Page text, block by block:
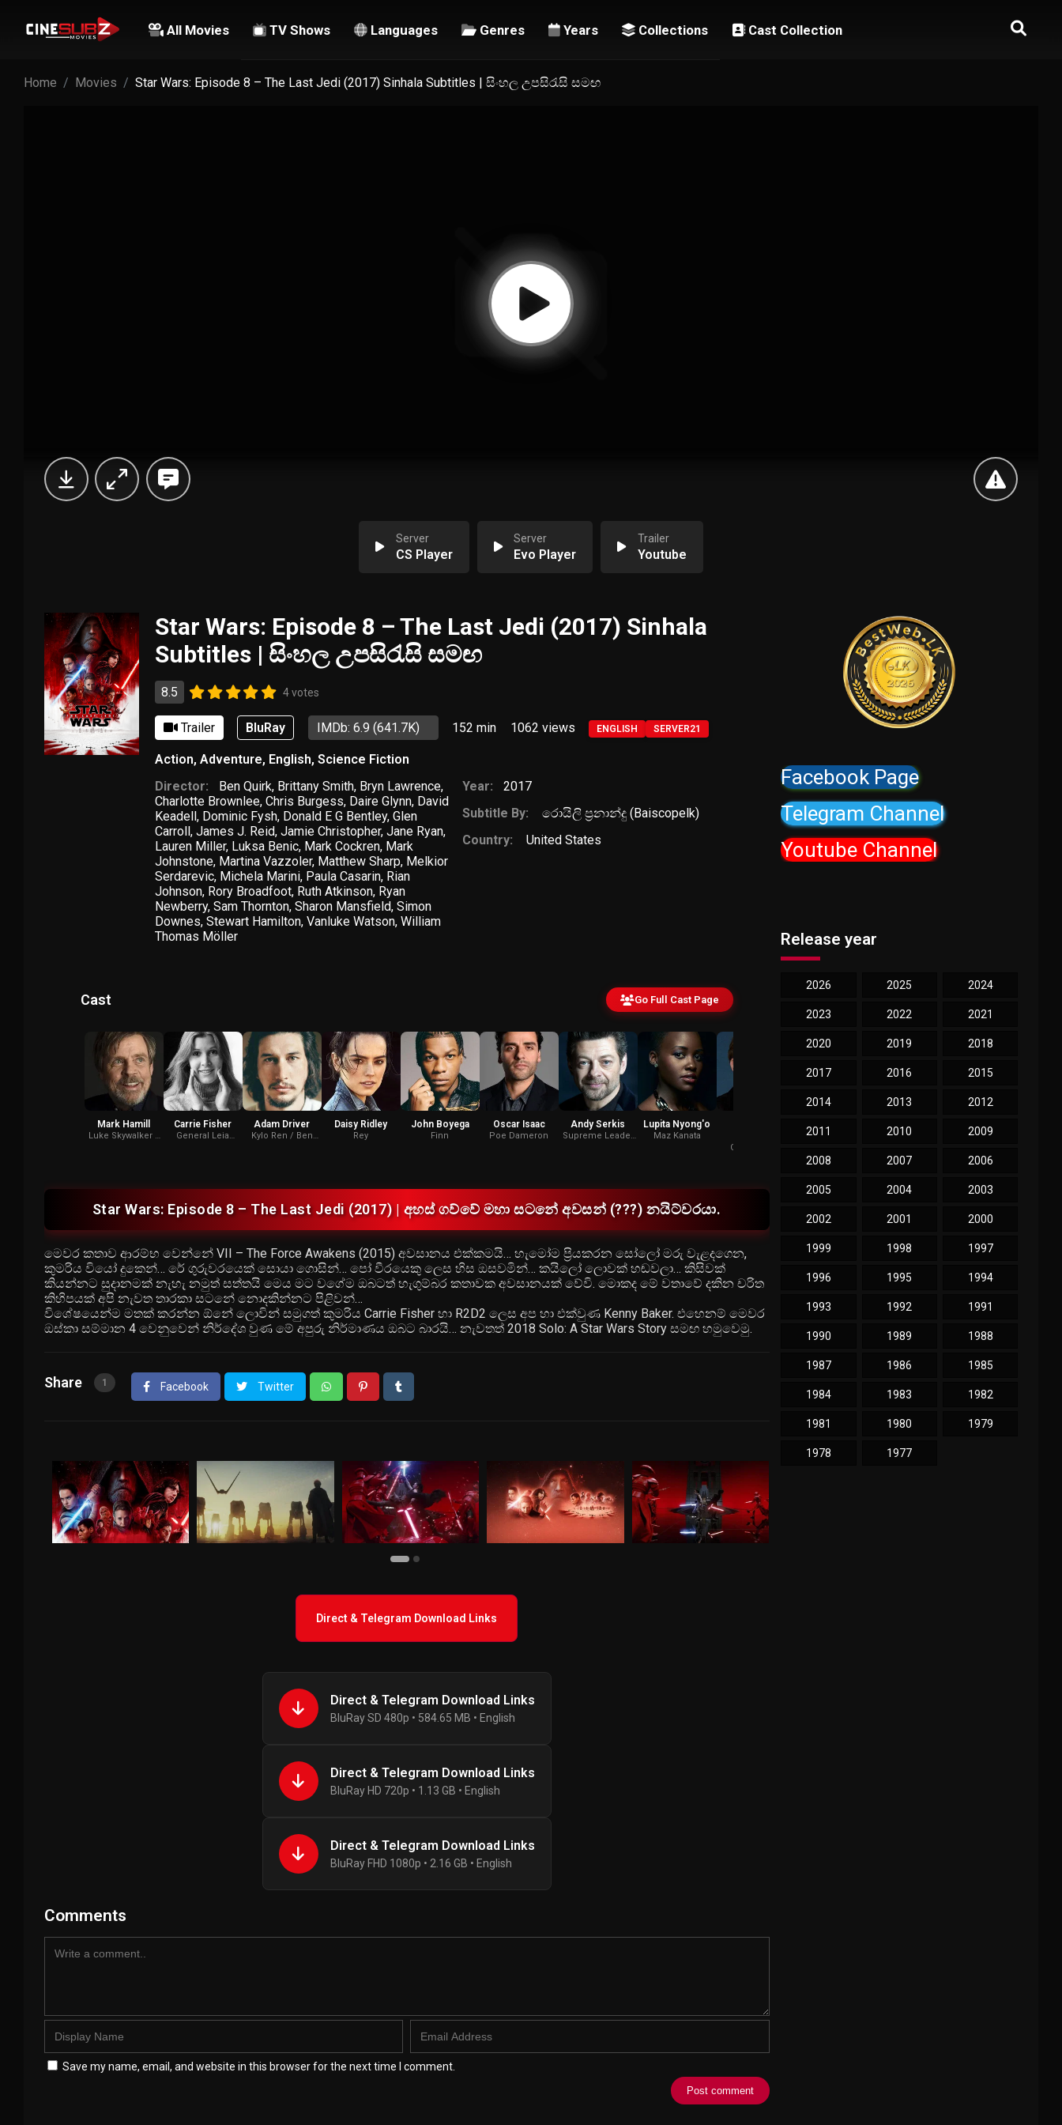
All Movies TV Shows Languages Genres Years Collections Cast Collection
Home Movies Star Wars: Episode 8 – The Last Jedi (2017) Sinhala Subtitles | සිංහල උපසිරැසි සමඟ
Server
CS Player
Server
Evo Player
Trailer
Youtube
Star Wars: Episode 8 – The Last Jedi (2017) Sinhala
Subtitles | සිංහල උපසිරැසි සමඟ
8.5 4 votes
Trailer BluRay IMDb: 6.9 (641.7K) 152 min 1062 views ENGLISH SERVER21
Action, Adventure, English, Science Fiction
Director:
Ben Quirk, Brittany Smith, Bryn Lawrence,
Charlotte Brownlee, Chris Burgess, Daire Glynn, David
Keadell , Dominic Fysh, Donald E G Bentley, Glen
Carroll , James J. Reid, Jamie Christopher, Jane Ryan,
Lauren Miller, Luksa Benic, Mark Cockren, Mark
Johnstone, Martina Vazzoler, Matthew Sharp, Melkior
Serdarevic, Michela Marini, Paula Casarin, Rian
Johnson, Rory Broadfoot, Ruth Atkinson, Ryan
Newberry, Sam Thornton, Sharon Mansfield, Simon
Downes, Stewart Hamilton, Vanluke Watson, William
Thomas Möller
Year:
2017
Subtitle By:
රොයිලි ප්‍රනාන්දු (Baiscopelk)
Country:
United States
Cast Go Full Cast Page
Mark Hamill
Luke Skywalker /
Carrie Fisher
General Leia
Adam Driver
Kylo Ren / Ben
Daisy Ridley
Rey
John Boyega
Finn
Oscar Isaac
Poe Dameron
Andy Serkis
Supreme Leader
Lupita Nyong'o
Maz Kanata
General Hux
Anthony Daniels
C-3PO
Star Wars: Episode 8 – The Last Jedi (2017) | අහස් ගව්වේ මහා සටනේ අවසන් (???) නයිට්වරයා.
මෙවර කතාව ආරම්භ වෙන්නේ VII – The Force Awakens (2015) අවසානය එක්කමයි… හැමෝම ප්‍රියකරන සෝලෝ මරු වැළදගෙන,
කුමරිය වියෝ දුකෙන්… රේ ගුරුවරයෙක් සොයා ගොසින්… පෝ වීරයෙකු ලෙස හිස ඔසවමින්… කයිලෝ ලොවක් හඬවලා… කිසිවක්
කියන්නට සුදානමක් නැහැ නමුත් සත්තයි මෙය මට වගේම ඔබටත් හැගුම්බර කතාවක අවසානයක් වේවි. මොකද මේ වතාවේ දකින චරිත
කිහිපයක් අපි නැවත තාරකා සටනේ නොදකින්නට පිළිවන්…
විශේෂයෙන්ම මතක් කරන්න ඕනේ ලොවින් සමුගත් කුමරිය Carrie Fisher හා R2D2 ලෙස අප හා එක්වුණ Kenny Baker. එහෙනම් මෙවර
ඔස්කා සම්මාන 4 වෙනුවෙන් නිර්දේශ වුණ මේ අපුරු නිර්මාණය ඔබට බාරයි… නැවතත් 2018 Solo: A Star Wars Story සමඟ හමුවෙමු.
Share 1 Facebook Twitter
Direct & Telegram Download Links
Direct & Telegram Download Links
BluRay SD 480p • 584.65 MB • English
Direct & Telegram Download Links
BluRay HD 720p • 1.13 GB • English
Direct & Telegram Download Links
BluRay FHD 1080p • 2.16 GB • English
Comments
Save my name, email, and website in this browser for the next time I comment.
Facebook Page
Telegram Channel
Youtube Channel
Release year
2026 2025 2024
2023 2022 2021
2020 2019 2018
2017 2016 2015
2014 2013 2012
2011 2010 2009
2008 2007 2006
2005 2004 2003
2002 2001 2000
1999 1998 1997
1996 1995 1994
1993 1992 1991
1990 1989 1988
1987 1986 1985
1984 1983 1982
1981 1980 1979
1978 1977